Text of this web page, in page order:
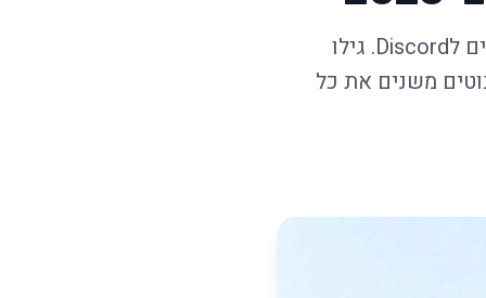
בזמן שכולם משלמים אלפי דולרים לSlack ו-Teams, עסקים חכמים עוברים לDiscord. גילו
משנים את כל